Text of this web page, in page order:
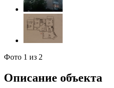
Фото 1 из 2
Описание объекта